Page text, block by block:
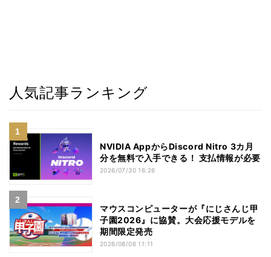
人気記事ランキング
NVIDIA AppからDiscord Nitro 3カ月
分を無料で入手できる！ 支払情報が必要
2026/07/30 16:26
マウスコンピューターが『にじさんじ甲
子園2026』に協賛。大会応援モデルを
期間限定発売
2026/08/06 11:11